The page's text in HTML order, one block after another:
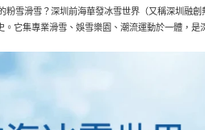
粉雪滑雪？深圳前海華發冰雪世界（又稱深圳融創
它集專業滑雪、娛雪樂園、潮流運動於一體，是